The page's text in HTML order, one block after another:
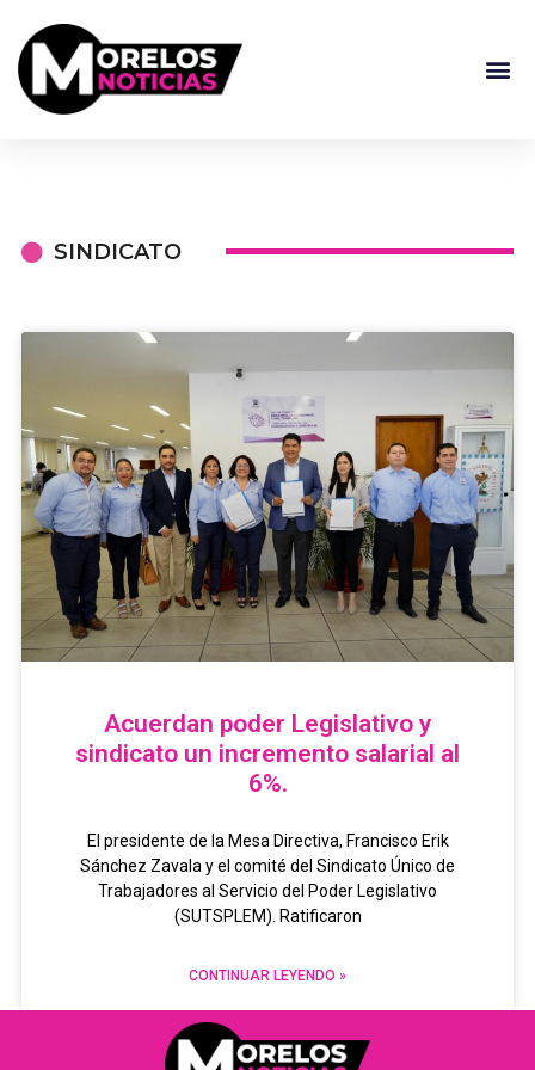
SINDICATO
Acuerdan poder Legislativo y
sindicato un incremento salarial al
6%.
El presidente de la Mesa Directiva, Francisco Erik
Sánchez Zavala y el comité del Sindicato Único de
Trabajadores al Servicio del Poder Legislativo
(SUTSPLEM). Ratificaron
CONTINUAR LEYENDO »